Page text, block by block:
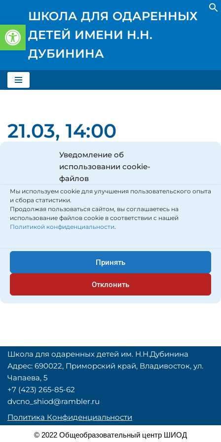
Уведомление об
использовании cookie-
файлов
Мы используем cookie для улучшения пользовательского опыта
и сбора статистики.
Продолжая пользоваться сайтом, вы соглашаетесь на
использование файлов cookie в соответствии с нашей
Политикой конфиденциальности.
Принять
Отклонить
Открыть панель инструментов
Перейти
к
содержимому
ШКОЛА ДЛЯ ОДАРЕННЫХ
ДЕТЕЙ ИМЕНИ Н.Н.
ДУБИНИНА
21.03, 14:00
Городское
мероприятие
«Интеллектуально-
развлекательная
Школа для одаренных детей им. Н.Н.Дубинина
Адрес: 690022, Приморский край, Владивосток, ул.
Чапаева, 5
+7 (423) 265-85-62
dvcno_shiod@rambler.ru
Политика Конфиденциальности
© 2022 Общеобразовательный центр ШИОД